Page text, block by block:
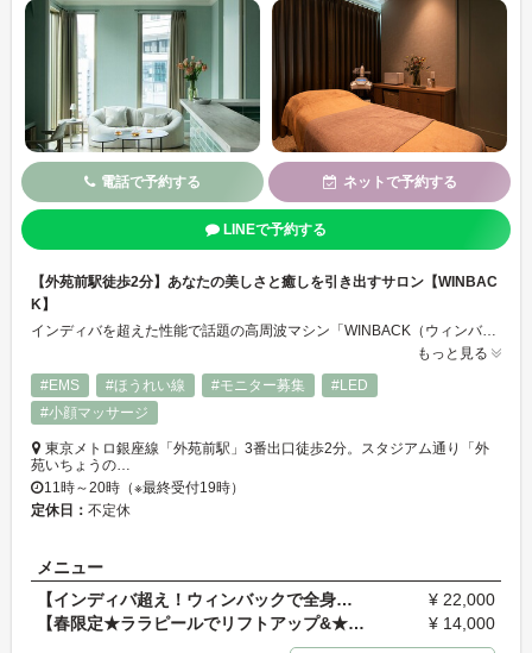
電話で予約する ネットで予約する
LINEで予約する
【外苑前駅徒歩2分】あなたの美しさと癒しを引き出すサロン【WINBAC
K】
インディバを超えた性能で話題の高周波マシン「WINBACK（ウィンバック）」を使用したリラクゼーション、痩身、肌質改善サロンです。国内でも稀少なWINBACK最上位モデル「back4」導入店。フェイシャルは、WINBACKの他に、【LDM】【LED】【ララピール】【かぼちゃピール】を揃えております。
もっと見る
#EMS
#ほうれい線 #モニター募集
#LED
#小顔マッサージ
東京メトロ銀座線「外苑前駅」3番出口徒歩2分。スタジアム通り「外
苑いちょうの…
11時～20時（※最終受付19時）
定休日： 不定休
メニュー
【インディバ超え！ウィンバックで全身リラクゼーシ…
¥ 22,000
【春限定★ララピールでリフトアップ&★肌質改善/w…
¥ 14,000